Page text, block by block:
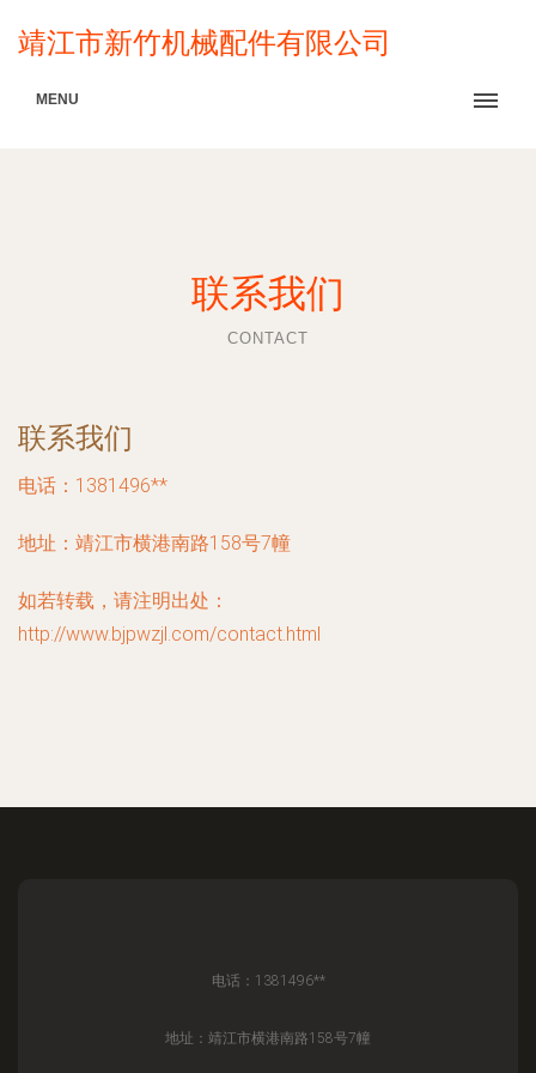
靖江市新竹机械配件有限公司
MENU
联系我们
CONTACT
联系我们
电话：1381496**
地址：靖江市横港南路158号7幢
如若转载，请注明出处：
http://www.bjpwzjl.com/contact.html
电话：1381496**
地址：靖江市横港南路158号7幢